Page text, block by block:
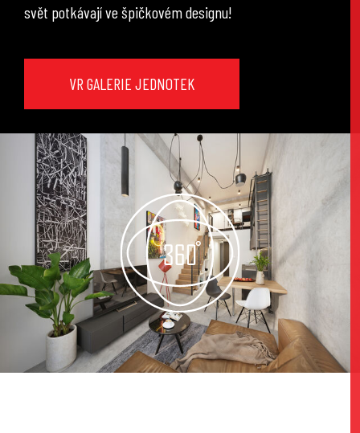
svět potkávají ve špičkovém designu!
VR GALERIE JEDNOTEK